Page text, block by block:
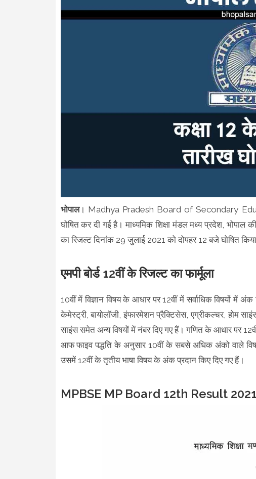
भोपाल। Madhya Pradesh Board of Secondary
घोषित कर दी गई है। माध्यमिक शिक्षा मंडल मध्य प्रदेश,
का रिजल्ट दिनांक 29 जुलाई 2021 को दोपहर 12 बजे घोषित
एमपी बोर्ड 12वीं के रिजल्ट का फार्मूला
10वीं में विज्ञान विषय के आधार पर 12वीं में सर्वाधिक विषयों में
केमेस्ट्री, बायोलॉजी, इंफारमेशन प्रैक्टिसेस, एग्रीकल्चर, होम
साइंस समेत अन्य विषयों में नंबर दिए गए हैं। गणित के आधार पर
आफ फाइव पद्धति के अनुसार 10वीं के सबसे अधिक अंको वाले
उसमें 12वीं के तृतीय भाषा विषय के अंक प्रदान किए दिए गए हैं।
MPBSE MP Board 12th Result